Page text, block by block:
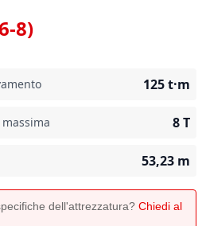
8)
125t·m
8T
53,23 m
dell'attrezzatura? Chiedi al